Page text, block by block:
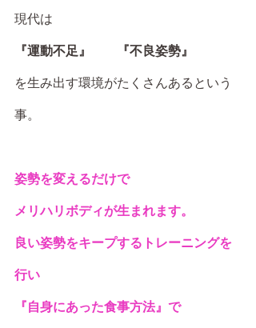
現代は
『運動不足』　　『不良姿勢』
を生み出す環境がたくさんあるという
事。
姿勢を変えるだけで
メリハリボディが生まれます。
良い姿勢をキープするトレーニングを
行い
『自身にあった食事方法』で